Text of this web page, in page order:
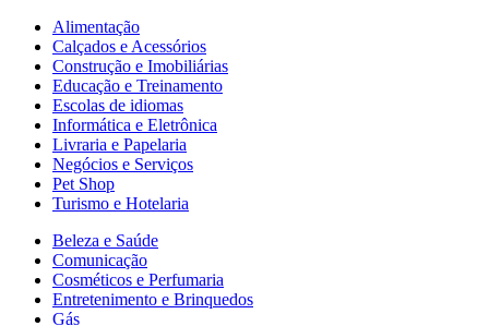
Alimentação
Calçados e Acessórios
Construção e Imobiliárias
Educação e Treinamento
Escolas de idiomas
Informática e Eletrônica
Livraria e Papelaria
Negócios e Serviços
Pet Shop
Turismo e Hotelaria
Beleza e Saúde
Comunicação
Cosméticos e Perfumaria
Entretenimento e Brinquedos
Gás